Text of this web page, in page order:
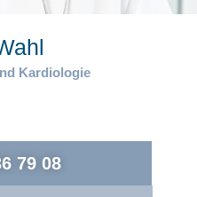
Kardiologie
79 08